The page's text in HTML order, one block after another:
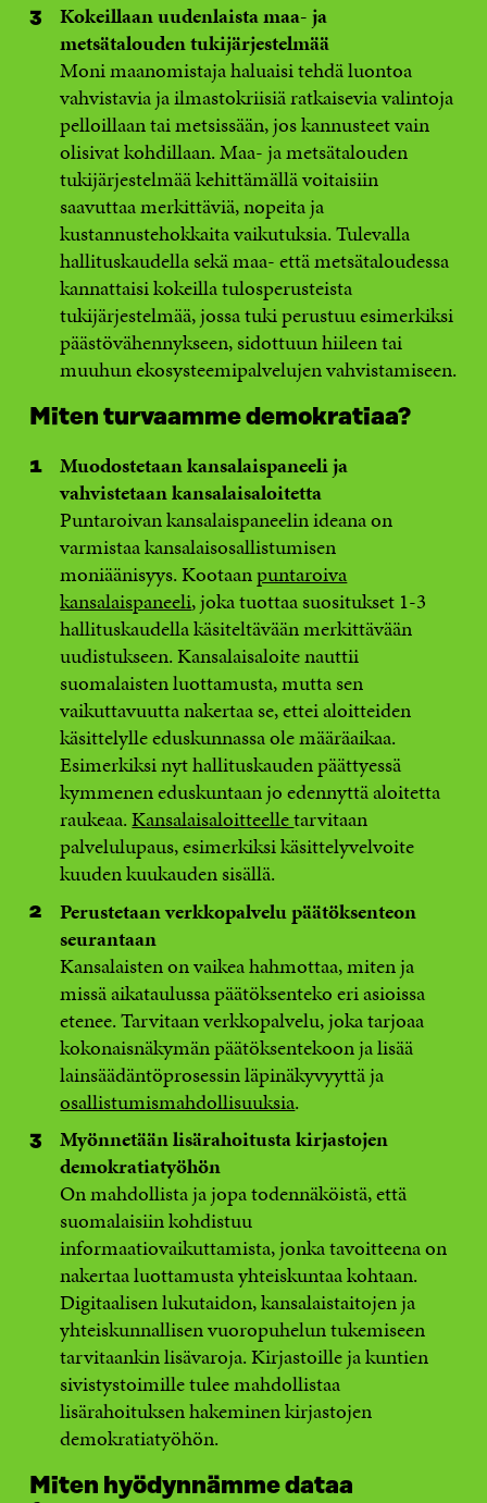
Kokeillaan uudenlaista maa- ja
metsätalouden tukijärjestelmää
Moni maanomistaja haluaisi tehdä luontoa
vahvistavia ja ilmastokriisiä ratkaisevia valintoja
pelloillaan tai metsissään, jos kannusteet vain
olisivat kohdillaan. Maa- ja metsätalouden
tukijärjestelmää kehittämällä voitaisiin
saavuttaa merkittäviä, nopeita ja
kustannustehokkaita vaikutuksia. Tulevalla
hallituskaudella sekä maa- että metsätaloudessa
kannattaisi kokeilla tulosperusteista
tukijärjestelmää, jossa tuki perustuu esimerkiksi
päästövähennykseen, sidottuun hiileen tai
muuhun ekosysteemipalvelujen vahvistamiseen.
Miten turvaamme demokratiaa?
Muodostetaan kansalaispaneeli ja
vahvistetaan kansalaisaloitetta
Puntaroivan kansalaispaneelin ideana on
varmistaa kansalaisosallistumisen
moniäänisyys. Kootaanpuntaroiva
kansalaispaneeli, joka tuottaa suositukset 1-3
hallituskaudella käsiteltävään merkittävään
uudistukseen. Kansalaisaloite nauttii
suomalaisten luottamusta, mutta sen
vaikuttavuutta nakertaa se, ettei aloitteiden
käsittelylle eduskunnassa ole määräaikaa.
Esimerkiksi nyt hallituskauden päättyessä
kymmenen eduskuntaan jo edennyttä aloitetta
raukeaa.Kansalaisaloitteelletarvitaan
palvelulupaus, esimerkiksi käsittelyvelvoite
kuuden kuukauden sisällä.
Perustetaan verkkopalvelu päätöksenteon
seurantaan
Kansalaisten on vaikea hahmottaa, miten ja
missä aikataulussa päätöksenteko eri asioissa
etenee. Tarvitaan verkkopalvelu, joka tarjoaa
kokonaisnäkymän päätöksentekoon ja lisää
lainsäädäntöprosessin läpinäkyvyyttä ja
osallistumismahdollisuuksia.
Myönnetään lisärahoitusta kirjastojen
demokratiatyöhön
On mahdollista ja jopa todennäköistä, että
suomalaisiin kohdistuu
informaatiovaikuttamista, jonka tavoitteena on
nakertaa luottamusta yhteiskuntaa kohtaan.
Digitaalisen lukutaidon, kansalaistaitojen ja
yhteiskunnallisen vuoropuhelun tukemiseen
tarvitaankin lisävaroja. Kirjastoille ja kuntien
sivistystoimille tulee mahdollistaa
lisärahoituksen hakeminen kirjastojen
demokratiatyöhön.
Miten hyödynnämme dataa